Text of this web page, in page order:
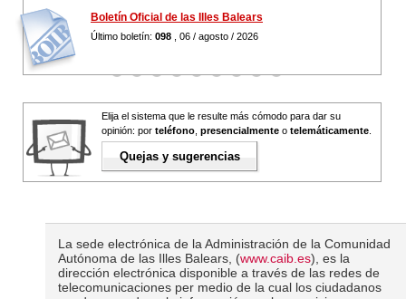
Boletín Oficial de las Illes Balears
Último boletín: 098 , 06 / agosto / 2026
Elija el sistema que le resulte más cómodo para dar su
opinión: por teléfono presencialmente o telemáticamente
Quejas y sugerencias
La sede electrónica de la Administración de la Comunidad
Autónoma de las Illes Balears, (www.caib.es), es la
dirección electrónica disponible a través de las redes de
telecomunicaciones per medio de la cual los ciudadanos